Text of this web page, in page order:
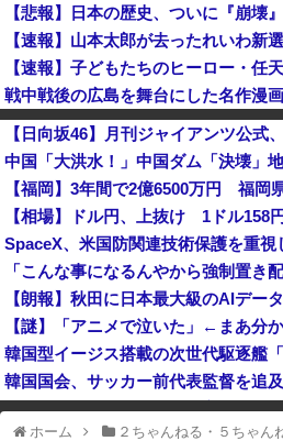
【悲報】日本の歴史、ついに『崩壊
【速報】イオンモール熊本の爆発原
【日向坂46】月刊ジャイアンツ公式
【福岡】3年間で2億6500万円 福岡
【相場】ドル円、上抜け 1ドル158
韓国国会、サッカー前代表監督を追
ホーム ２ちゃんねる・５ちゃん